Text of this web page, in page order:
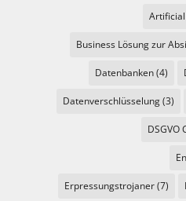
Business Lösung zur
Datenbanken(4)
Datenverschlüsselung(3)
DSGVO
Erpressungstrojaner(7)